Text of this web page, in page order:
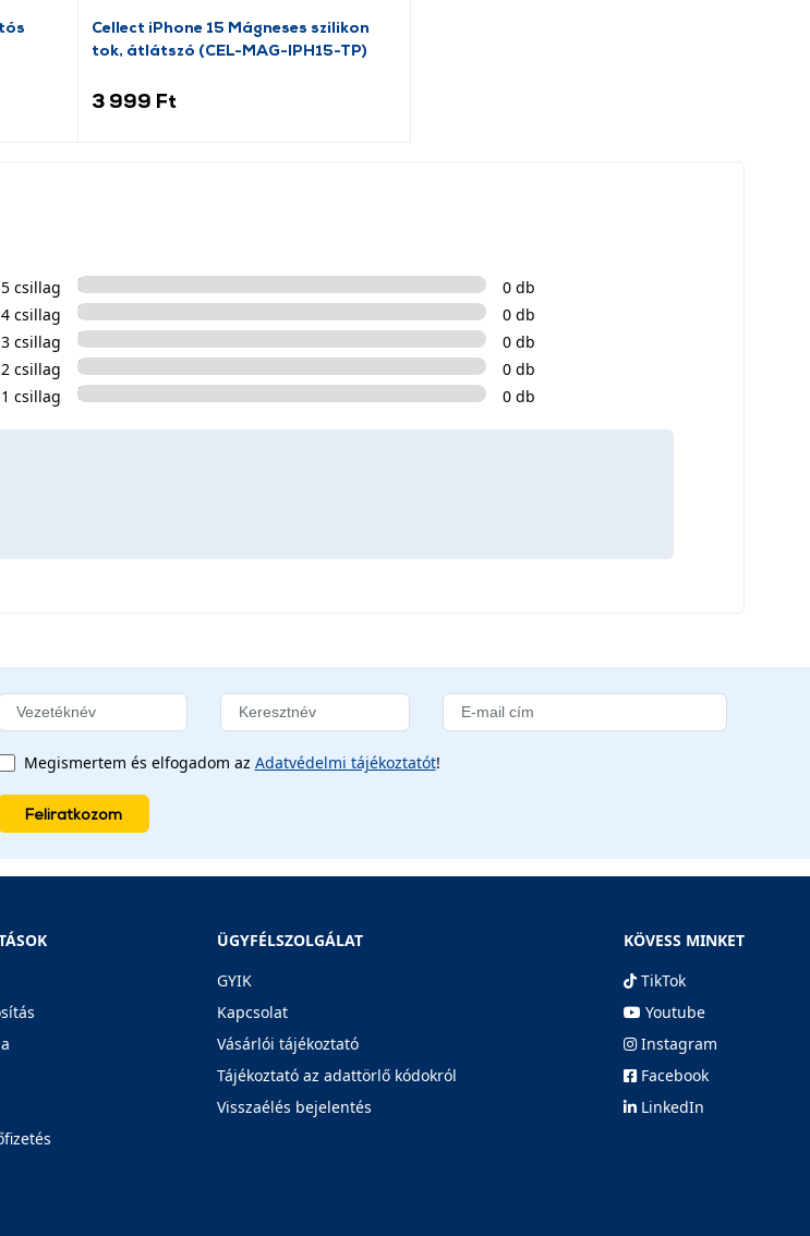
Cellect iPhone 15 Mágneses szilikon
tok, átlátszó (CEL-MAG-IPH15-TP)
3 999 Ft
5 csillag
0 db
4 csillag
0 db
3 csillag
0 db
2 csillag
0 db
1 csillag
0 db
Megismertem és elfogadom az Adatvédelmi tájékoztatót!
Feliratkozom
ÜGYFÉLSZOLGÁLAT
GYIK
Kapcsolat
Vásárlói tájékoztató
Tájékoztató az adattörlő kódokról
Visszaélés bejelentés
KÖVESS MINKET
TikTok
Youtube
Instagram
Facebook
LinkedIn